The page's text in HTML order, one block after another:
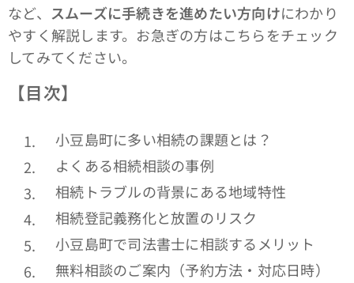
など、 スムーズに手続きを進めたい方向けにわかり
やすく解説します。お急ぎの方はこちらをチェック
してみてください。
【目次】
小豆島町に多い相続の課題とは？
よくある相続相談の事例
相続トラブルの背景にある地域特性
相続登記義務化と放置のリスク
小豆島町で司法書士に相談するメリット
無料相談のご案内（予約方法・対応日時）